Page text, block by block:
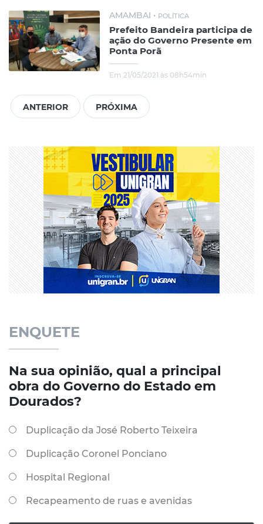
AMAMBAI • POLÍTICA
Prefeito Bandeira participa de
ação do Governo Presente em
Ponta Porã
Em 21/05/2021 às 08h54min
ENQUETE
Na sua opinião, qual a principal
obra do Governo do Estado em
Dourados?
Duplicação da José Roberto Teixeira
Duplicação Coronel Ponciano
Hospital Regional
Recapeamento de ruas e avenidas